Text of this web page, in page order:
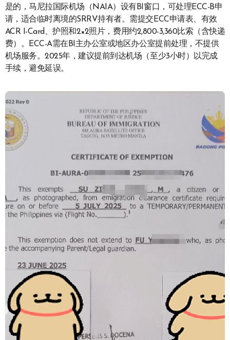
是的，马尼拉国际机场（NAIA）设有BI窗口，可处理ECC-B申
请，适合临时离境的SRRV持有者。需提交ECC申请表、有效
ACR I-Card、护照和2×2照片，费用约2,800-3,360比索（含快递
费）。ECC-A需在BI主办公室或地区办公室提前处理，不提供
机场服务。2025年，建议提前到达机场（至少3小时）以完成
手续，避免延误。